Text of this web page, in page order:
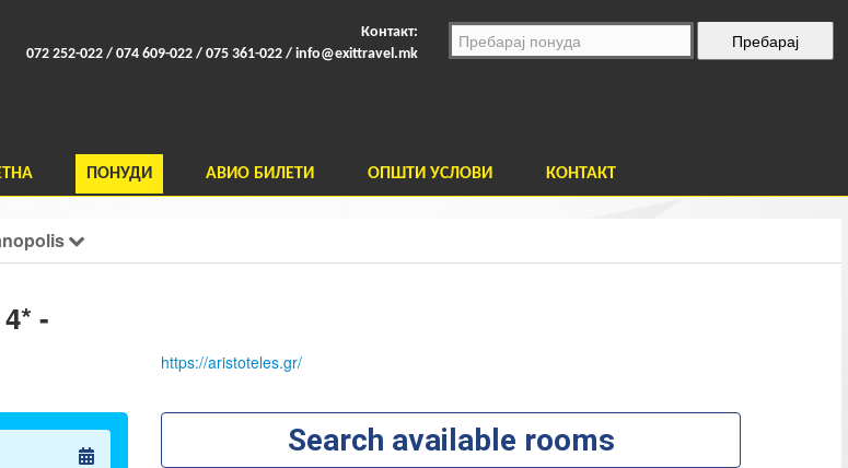
Контакт:
072 252-022 / 074 609-022 / 075 361-022 / info@exittravel.mk
ПОНУДИ АВИО БИЛЕТИ ОПШТИ УСЛОВИ КОНТАКТ
-
https://aristoteles.gr/